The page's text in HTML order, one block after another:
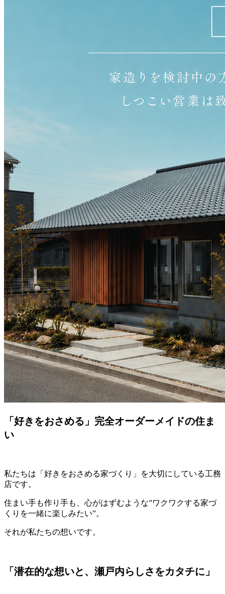
「好きをおさめる」完全オーダーメイドの住ま
い
私たちは「好きをおさめる家づくり」を大切にしている工務
店です。
住まい手も作り手も、心がはずむような”ワクワクする家づ
くりを一緒に楽しみたい”。
それが私たちの想いです。
「潜在的な想いと、瀬戸内らしさをカタチに」